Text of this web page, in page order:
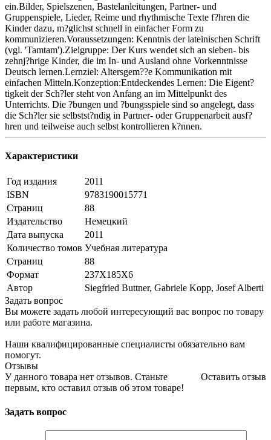
ein.Bilder, Spielszenen, Bastelanleitungen, Partner- und
Gruppenspiele, Lieder, Reime und rhythmische Texte f?hren die
Kinder dazu, m?glichst schnell in einfacher Form zu
kommunizieren.Voraussetzungen: Kenntnis der lateinischen Schrift
(vgl. 'Tamtam').Zielgruppe: Der Kurs wendet sich an sieben- bis
zehnj?hrige Kinder, die im In- und Ausland ohne Vorkenntnisse
Deutsch lernen.Lernziel: Altersgem??e Kommunikation mit
einfachen Mitteln.Konzeption:Entdeckendes Lernen: Die Eigent?
tigkeit der Sch?ler steht von Anfang an im Mittelpunkt des
Unterrichts. Die ?bungen und ?bungsspiele sind so angelegt, dass
die Sch?ler sie selbstst?ndig in Partner- oder Gruppenarbeit ausf?
hren und teilweise auch selbst kontrollieren k?nnen.
Характеристики
Год издания
2011
ISBN
9783190015771
Страниц
88
Издательство
Немецкий
Дата выпуска
2011
Количество томов Учебная литература
Страниц
88
Формат
237Х185Х6
Автор
Siegfried Buttner, Gabriele Kopp, Josef Alberti
Задать вопрос
Вы можете задать любой интересующий вас вопрос по товару
или работе магазина.
Наши квалифицированные специалисты обязательно вам
помогут.
Отзывы
Оставить отзыв
У данного товара нет отзывов. Станьте
первым, кто оставил отзыв об этом товаре!
Задать вопрос